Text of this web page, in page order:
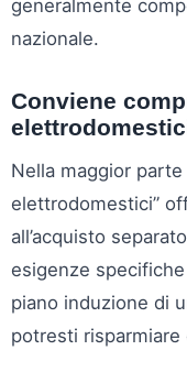
generalmente
nazionale.
Conviene
Nella maggior
elettrodomestici”
all’acquisto
esigenze
piano induzione di
potresti